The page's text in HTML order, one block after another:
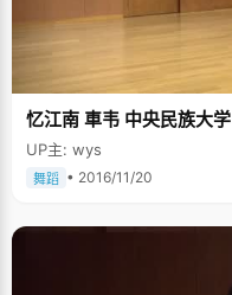
忆江南 車韦 中央民族大学
UP主: wys
舞蹈 • 2016/11/20